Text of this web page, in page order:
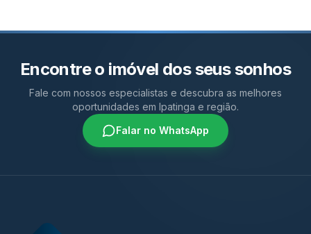
Encontre o imóvel dos seus sonhos
Fale com nossos especialistas e descubra as melhores
oportunidades em Ipatinga e região.
Falar no WhatsApp